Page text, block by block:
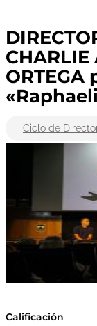
CHARLIE
ORTEGA
Ciclo de
Calificación